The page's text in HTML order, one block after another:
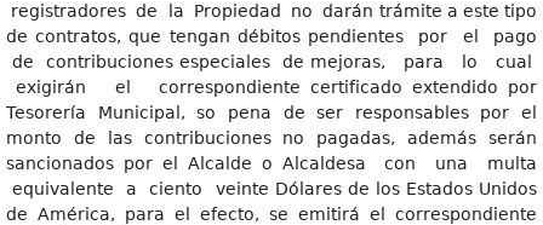
registradores de la Propiedad no darán trámite a este tipo
de contratos, que tengan débitos pendientes por el pago
de contribuciones especiales de mejoras, para lo cual
exigirán el correspondiente certificado extendido por
Tesorería Municipal, so pena de ser responsables por el
monto de las contribuciones no pagadas, además serán
sancionados por el Alcalde o Alcaldesa con una multa
equivalente a ciento veinte Dólares de los Estados Unidos
de América, para el efecto, se emitirá el correspondiente